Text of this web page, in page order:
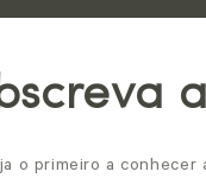
o primeiro a conhecer